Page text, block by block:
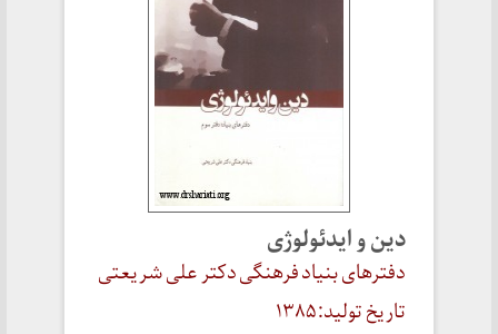
دین و ایدئولوژی
دفترهای بنیاد فرهنگی دکتر علی شریعتی
تاریخ تولید: ۱۳۸۵